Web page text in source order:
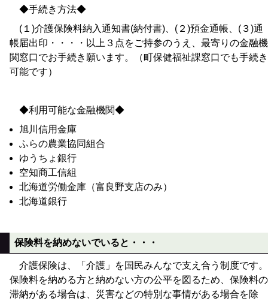
◆手続き方法◆
(１)介護保険料納入通知書(納付書)、(２)預金通帳、(３)通
帳届出印・・・・以上３点をご持参のうえ、最寄りの金融機
関窓口でお手続き願います。（町保健福祉課窓口でも手続き
可能です）
◆利用可能な金融機関◆
旭川信用金庫
ふらの農業協同組合
ゆうちょ銀行
空知商工信組
北海道労働金庫（富良野支店のみ）
北海道銀行
保険料を納めないでいると・・・
介護保険は、「介護」を国民みんなで支え合う制度です。
保険料を納める方と納めない方の公平を図るため、保険料の
滞納がある場合は、災害などの特別な事情がある場合を除